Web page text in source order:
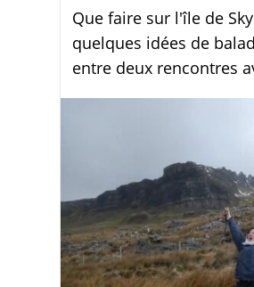
Que faire sur l'île de
quelques idées de
entre deux rencontres